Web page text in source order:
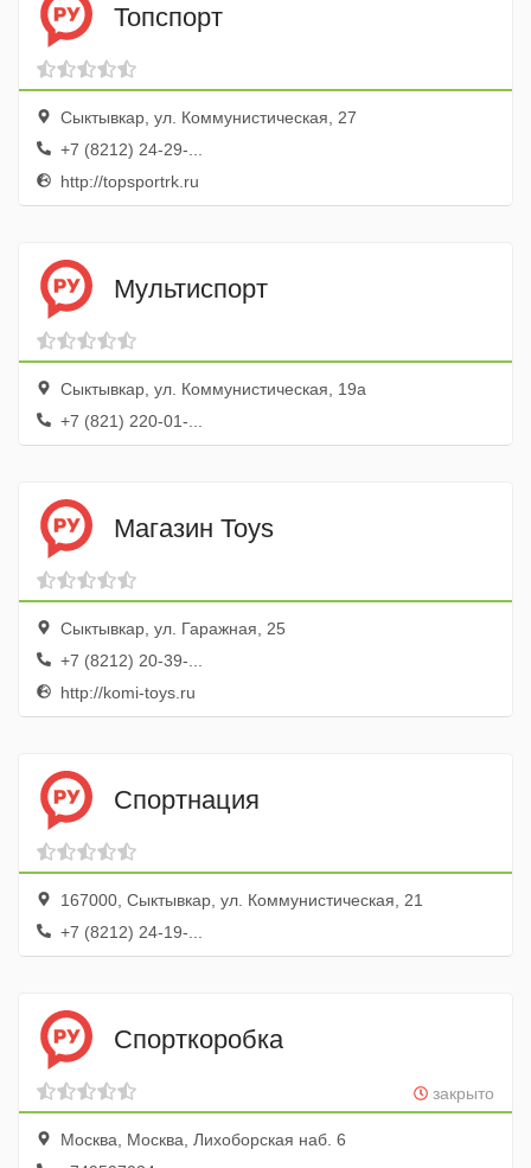
Топспорт
Сыктывкар, ул. Коммунистическая, 27
+7 (8212) 24-29-...
http://topsportrk.ru
Мультиспорт
Сыктывкар, ул. Коммунистическая, 19а
+7 (821) 220-01-...
Магазин Toys
Сыктывкар, ул. Гаражная, 25
+7 (8212) 20-39-...
http://komi-toys.ru
Спортнация
167000, Сыктывкар, ул. Коммунистическая, 21
+7 (8212) 24-19-...
Спорткоробка
закрыто
Москва, Москва, Лихоборская наб. 6